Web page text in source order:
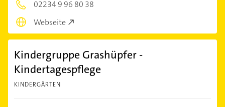
02234 9 96 80 38
Webseite
Kindergruppe Grashüpfer -
Kindertagespflege
KINDERGÄRTEN